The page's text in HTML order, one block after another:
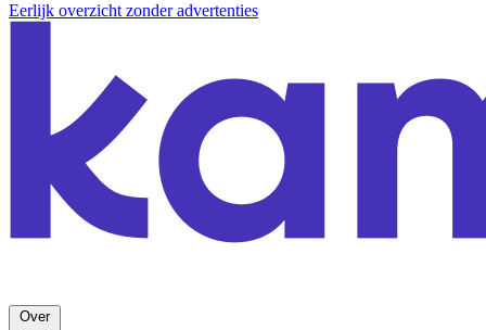
Eerlijk overzicht zonder advertenties
Over